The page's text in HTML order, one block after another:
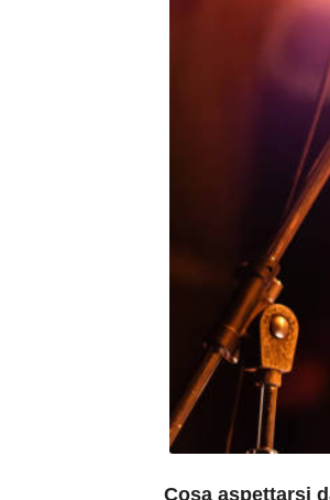
Cosa aspettarsi